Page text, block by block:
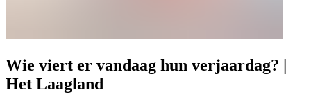
Wie viert er vandaag hun verjaardag? |
Het Laagland